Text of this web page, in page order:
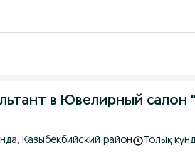
в Ювелирный
, Казыбекбийский район
Толық